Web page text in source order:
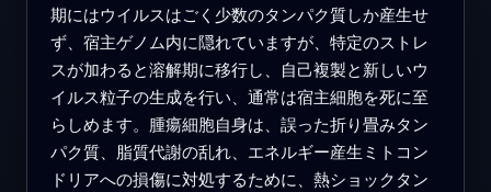
期にはウイルスはごく少数のタンパク質しか産生せ
ず、宿主ゲノム内に隠れていますが、特定のストレ
スが加わると溶解期に移行し、自己複製と新しいウ
イルス粒子の生成を行い、通常は宿主細胞を死に至
らしめます。腫瘍細胞自身は、誤った折り畳みタン
パク質、脂質代謝の乱れ、エネルギー産生ミトコン
ドリアへの損傷に対処するために、熱ショックタン